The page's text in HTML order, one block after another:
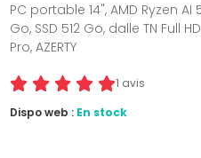
PC portable 14", AMD Ryzen AI
Go, SSD 512 Go, dalle TN Full
Pro, AZERTY
1 avis
Dispo web : En stock